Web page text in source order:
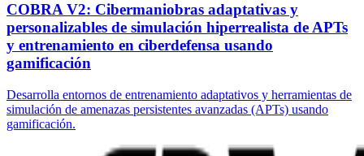
COBRA V2: Cibermaniobras adaptativas y
personalizables de simulación hiperrealista de APTs
y entrenamiento en ciberdefensa usando
gamificación
Desarrolla entornos de entrenamiento adaptativos y herramientas de
simulación de amenazas persistentes avanzadas (APTs) usando
gamificación.